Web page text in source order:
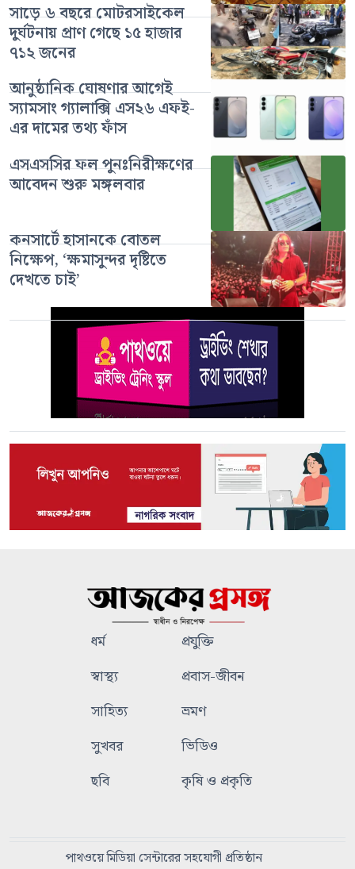
সাড়ে ৬ বছরে মোটরসাইকেল
দুর্ঘটনায় প্রাণ গেছে ১৫ হাজার
৭১২ জনের
আনুষ্ঠানিক ঘোষণার আগেই
স্যামসাং গ্যালাক্সি এস২৬ এফই-
এর দামের তথ্য ফাঁস
এসএসসির ফল পুনঃনিরীক্ষণের
আবেদন শুরু মঙ্গলবার
কনসার্টে হাসানকে বোতল
নিক্ষেপ, ‘ক্ষমাসুন্দর দৃষ্টিতে
দেখতে চাই’
ধর্ম
প্রযুক্তি
স্বাস্থ্য
প্রবাস-জীবন
সাহিত্য
ভ্রমণ
সুখবর
ভিডিও
ছবি
কৃষি ও প্রকৃতি
পাথওয়ে মিডিয়া সেন্টারের সহযোগী প্রতিষ্ঠান